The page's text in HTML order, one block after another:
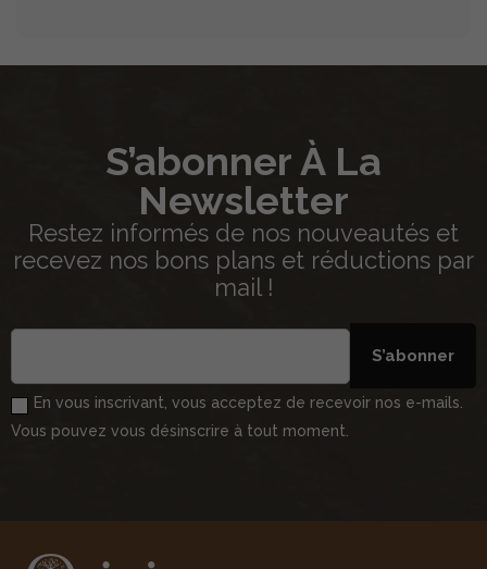
S’abonner À La
Newsletter
Restez informés de nos nouveautés et
recevez nos bons plans et réductions par
mail !
S’abonner
En vous inscrivant, vous acceptez de recevoir nos e-mails.
Vous pouvez vous désinscrire à tout moment.